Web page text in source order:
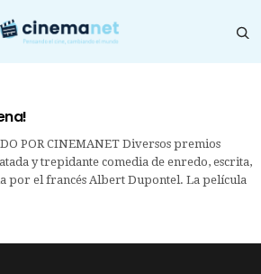
POR CINEMANET Diversos premios
y trepidante comedia de enredo, escrita,
por el francés Albert Dupontel. La película